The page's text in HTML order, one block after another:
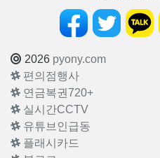
2026 pyony.com
편의점행사
연금복권720+
실시간CCTV
유튜브인급동
플래시카드